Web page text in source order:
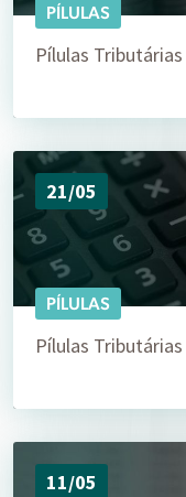
PÍLULAS
Pílulas Tributárias
21/05
PÍLULAS
Pílulas Tributárias
11/05